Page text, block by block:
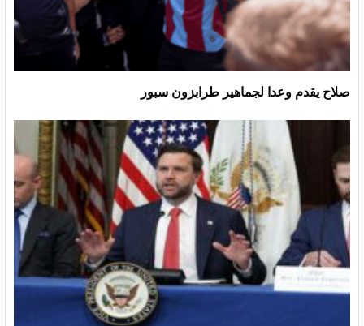
صلاح يقدم وعدا لجماهير طرابزون سبور